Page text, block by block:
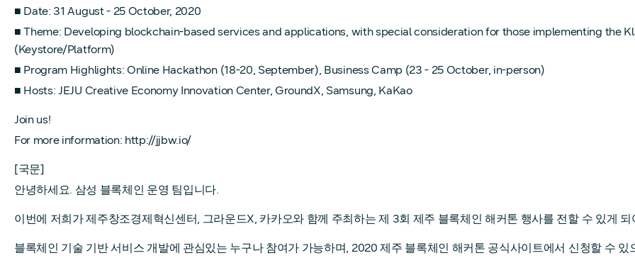
■ Date: 31 August - 25 October, 2020
■ Theme: Developing blockchain-based services and applications, with special consideration for those implementing the
(Keystore/Platform)
■ Program Highlights: Online Hackathon (18-20, September), Business Camp (23 - 25 October, in-person)
■ Hosts: JEJU Creative Economy Innovation Center, GroundX, Samsung, KaKao
Join us!
For more information: http://jjbw.io/
[국문]
안녕하세요. 삼성 블록체인 운영 팀입니다.
이번에 저희가 제주창조경제혁신센터, 그라운드X, 카카오와 함께 주최하는 제 3회 제주 블록체인 해커톤 행사를 전할 수 있게 되
블록체인 기술 기반 서비스 개발에 관심있는 누구나 참여가 가능하며, 2020 제주 블록체인 해커톤 공식사이트에서 신청할 수